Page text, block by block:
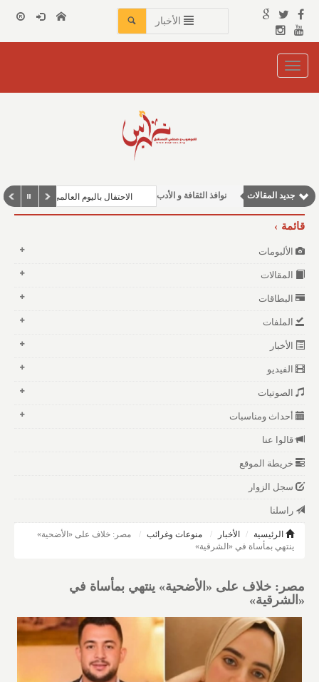
الأخبار
Toggle
navigation
جديد المقالات نوافذ الثقافة و الأدب
مقالات علمية
الاحتفال باليوم العالمي للغة العربية
قائمة
الألبومات
المقالات
البطاقات
الملفات
الأخبار
الفيديو
الصوتيات
أحداث ومناسبات
قالوا عنا
خريطة الموقع
سجل الزوار
راسلنا
الرئيسية الأخبار منوعات وغرائب
مصر: خلاف على «الأضحية»
ينتهي بمأساة في «الشرقية»
مصر: خلاف على «الأضحية» ينتهي بمأساة في
«الشرقية»